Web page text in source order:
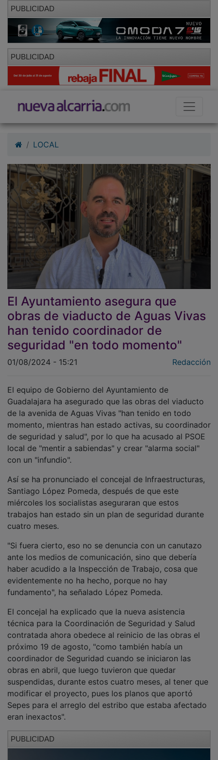
PUBLICIDAD
PUBLICIDAD
El Ayuntamiento asegura que
obras de viaducto de Aguas Vivas
han tenido coordinador de
seguridad "en todo momento"
01/08/2024 - 15:21
Guadalajara ha asegurado que las obras del viaducto
de la avenida de Aguas Vivas "han tenido en todo
momento, mientras han estado activas, su coordinador
de seguridad y salud", por lo que ha acusado al PSOE
local de "mentir a sabiendas" y crear "alarma social"
con un "infundio".
Santiago López Pomeda, después de que este
miércoles los socialistas aseguraran que estos
trabajos han estado sin un plan de seguridad durante
cuatro meses.
ante los medios de comunicación, sino que debería
haber acudido a la Inspección de Trabajo, cosa que
evidentemente no ha hecho, porque no hay
fundamento", ha señalado López Pomeda.
técnica para la Coordinación de Seguridad y Salud
contratada ahora obedece al reinicio de las obras el
próximo 19 de agosto, "como también había un
coordinador de Seguridad cuando se iniciaron las
obras en abril, que luego tuvieron que quedar
suspendidas, durante estos cuatro meses, al tener que
modificar el proyecto, pues los planos que aportó
Sepes para el arreglo del estribo que estaba afectado
eran inexactos".